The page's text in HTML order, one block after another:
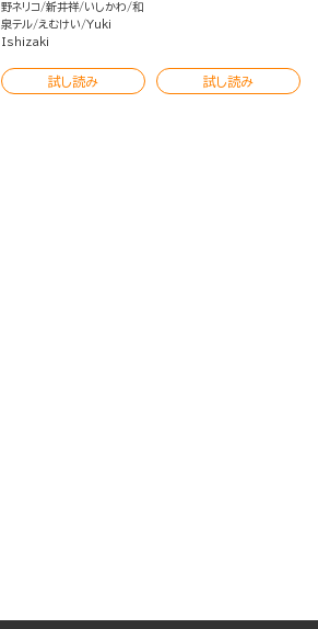
野ネリコ 新井祥 いしかわ 和
泉テル えむけい Yuki
Ishizaki
試し読み 試し読み